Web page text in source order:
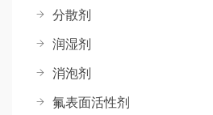
分散剂
润湿剂
消泡剂
氟表面活性剂